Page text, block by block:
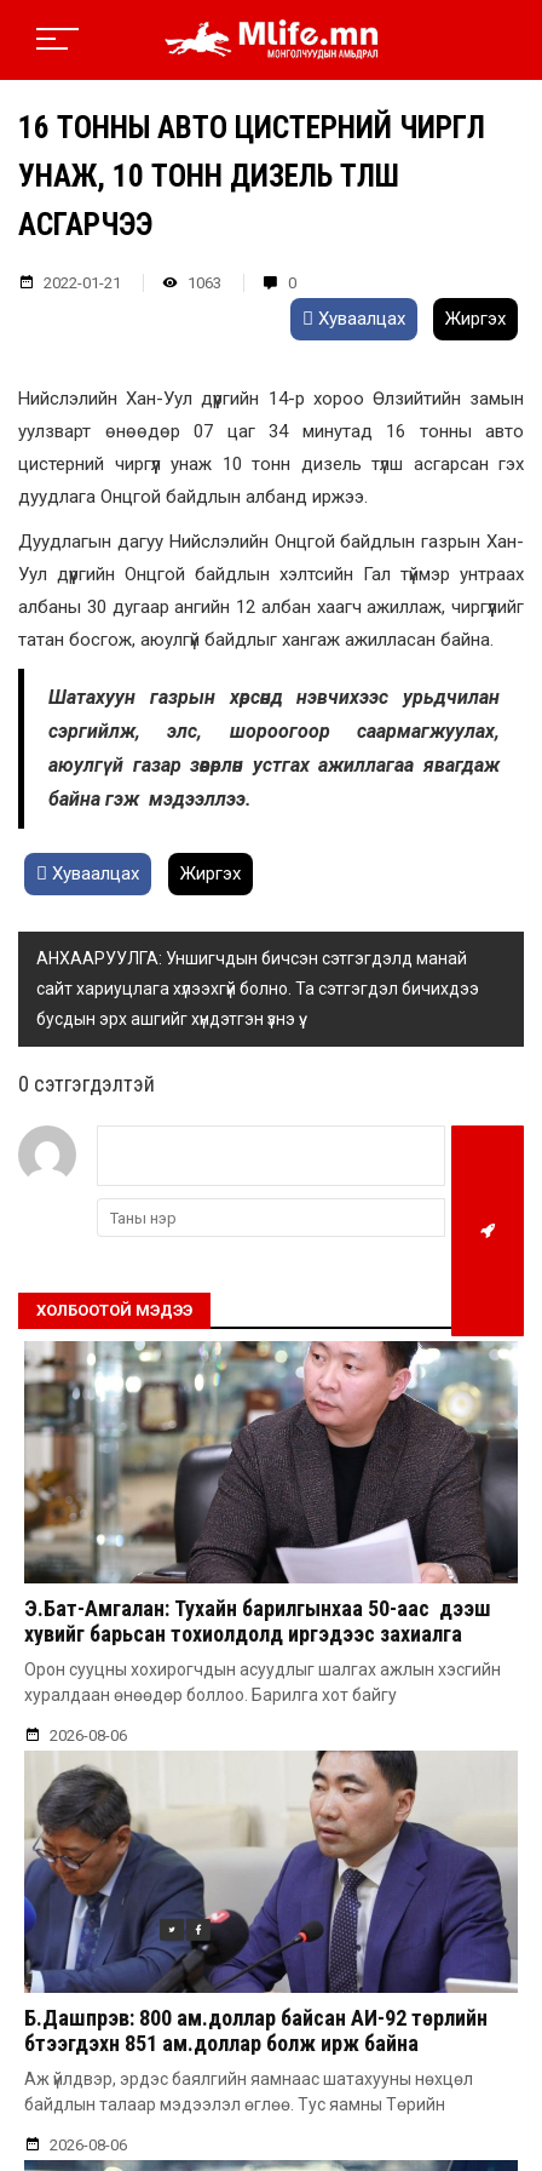
16 ТОННЫ АВТО ЦИСТЕРНИЙ ЧИРГҮҮЛ
УНАЖ, 10 ТОНН ДИЗЕЛЬ ТҮЛШ
АСГАРЧЭЭ
2022-01-21 1063 0
Хуваалцах Жиргэх
Нийслэлийн Хан-Уул дүүргийн 14-р хороо Өлзийтийн замын
уулзварт өнөөдөр 07 цаг 34 минутад 16 тонны авто
цистерний чиргүүл унаж 10 тонн дизель түлш асгарсан гэх
дуудлага Онцгой байдлын албанд иржээ.
Дуудлагын дагуу Нийслэлийн Онцгой байдлын газрын Хан-
Уул дүүргийн Онцгой байдлын хэлтсийн Гал түймэр унтраах
албаны 30 дугаар ангийн 12 албан хаагч ажиллаж, чиргүүлийг
татан босгож, аюулгүй байдлыг хангаж ажилласан байна.
Шатахуун газрын хөрсөнд нэвчихээс урьдчилан
сэргийлж, элс, шороогоор саармагжуулах,
аюулгүй газар зөөвөрлөн устгах ажиллагаа явагдаж
байна гэж мэдээллээ.
Хуваалцах Жиргэх
АНХААРУУЛГА: Уншигчдын бичсэн сэтгэгдэлд манай
сайт хариуцлага хүлээхгүй болно. Та сэтгэгдэл бичихдээ
бусдын эрх ашгийг хүндэтгэн үзнэ үү.
0 cэтгэгдэлтэй
ХОЛБООТОЙ МЭДЭЭ
Э.Бат-Амгалан: Тухайн барилгынхаа 50-аас дээш
хувийг барьсан тохиолдолд иргэдээс захиалга
авдаг болгоно
Орон сууцны хохирогчдын асуудлыг шалгах ажлын хэсгийн
хуралдаан өнөөдөр боллоо. Барилга хот байгу
2026-08-06
Б.Дашпүрэв: 800 ам.доллар байсан АИ-92 төрлийн
бүтээгдэхүүн 851 ам.доллар болж ирж байна
Аж үйлдвэр, эрдэс баялгийн яамнаас шатахууны нөхцөл
байдлын талаар мэдээлэл өглөө. Тус яамны Төрийн
2026-08-06